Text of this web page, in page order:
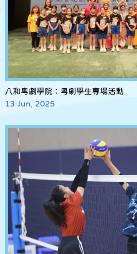
八和粵劇學院：粵劇學生專場活動
13 Jun, 2025